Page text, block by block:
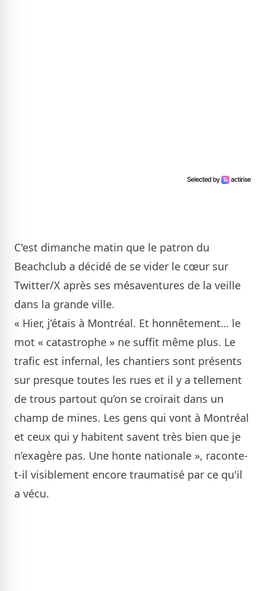
C'est dimanche matin que le patron du
Beachclub a décidé de se vider le cœur sur
Twitter/X après ses mésaventures de la veille
dans la grande ville.
« Hier, j’étais à Montréal. Et honnêtement… le
mot « catastrophe » ne suffit même plus. Le
trafic est infernal, les chantiers sont présents
sur presque toutes les rues et il y a tellement
de trous partout qu’on se croirait dans un
champ de mines. Les gens qui vont à Montréal
et ceux qui y habitent savent très bien que je
n’exagère pas. Une honte nationale », raconte-
t-il visiblement encore traumatisé par ce qu'il
a vécu.